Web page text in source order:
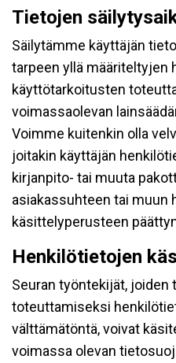
Tietojen
Säilytämme käyttäjän
tarpeen yllä määriteltyjen
käyttötarkoitusten
voimassaolevan
Voimme kuitenkin olla
joitakin käyttäjän
kirjanpito- tai muuta
asiakassuhteen tai muun
käsittelyperusteen
Henkilötietojen
Seuran työntekijät, joiden
toteuttamiseksi
välttämätöntä, voivat
voimassa olevan